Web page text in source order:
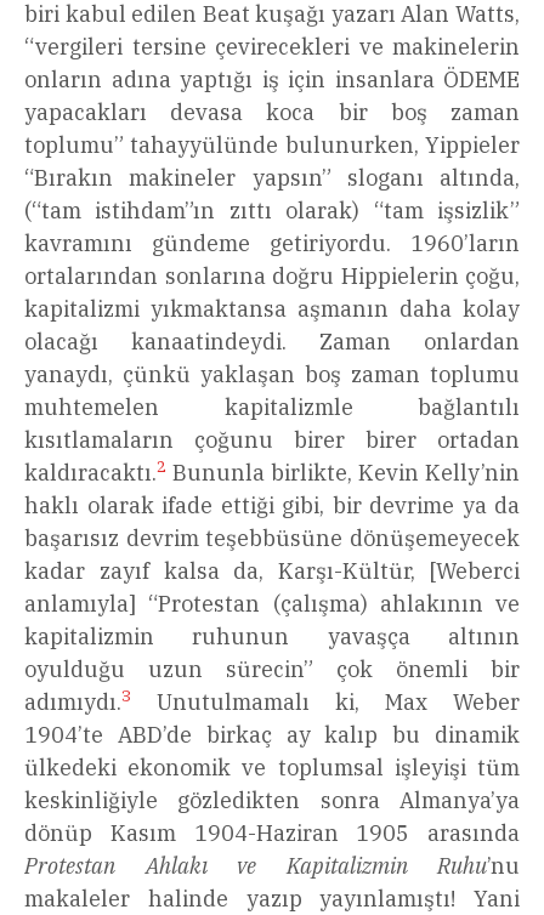
biri kabul edilen Beat kuşağı yazarı Alan Watts,
“vergileri tersine çevirecekleri ve makinelerin
onların adına yaptığı iş için insanlara ÖDEME
yapacakları devasa koca bir boş zaman
toplumu” tahayyülünde bulunurken, Yippieler
“Bırakın makineler yapsın” sloganı altında,
(“tam istihdam”ın zıttı olarak) “tam işsizlik”
kavramını gündeme getiriyordu. 1960’ların
ortalarından sonlarına doğru Hippielerin çoğu,
kapitalizmi yıkmaktansa aşmanın daha kolay
olacağı kanaatindeydi. Zaman onlardan
yanaydı, çünkü yaklaşan boş zaman toplumu
muhtemelen kapitalizmle bağlantılı
kısıtlamaların çoğunu birer birer ortadan
kaldıracaktı.2 Bununla birlikte, Kevin Kelly’nin
haklı olarak ifade ettiği gibi, bir devrime ya da
başarısız devrim teşebbüsüne dönüşemeyecek
kadar zayıf kalsa da, Karşı-Kültür, [Weberci
anlamıyla] “Protestan (çalışma) ahlakının ve
kapitalizmin ruhunun yavaşça altının
oyulduğu uzun sürecin” çok önemli bir
adımıydı.3
Unutulmamalı ki, Max Weber
1904’te ABD’de birkaç ay kalıp bu dinamik
ülkedeki ekonomik ve toplumsal işleyişi tüm
keskinliğiyle gözledikten sonra Almanya’ya
dönüp Kasım 1904-Haziran 1905 arasında
Protestan Ahlakı ve Kapitalizmin Ruhu’nu
makaleler halinde yazıp yayınlamıştı! Yani